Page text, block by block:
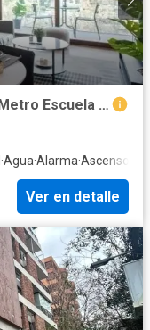
ARRIENDO Departamentos 2D2B, Metro Escuela Militar
·Agua·Alarma·Ascensor
Ver en detalle